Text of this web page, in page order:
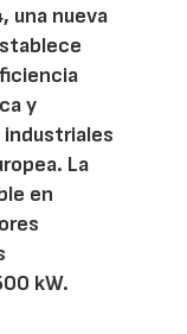
una nueva
y
La
en
kW.